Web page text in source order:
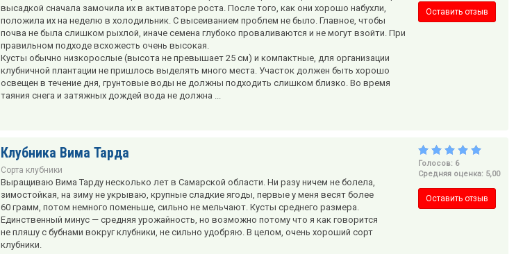
высадкой сначала замочила их в активаторе роста. После того, как они хорошо набухли,
положила их на неделю в холодильник. С высеиванием проблем не было. Главное, чтобы
почва не была слишком рыхлой, иначе семена глубоко проваливаются и не могут взойти. При
правильном подходе всхожесть очень высокая.
Кусты обычно низкорослые (высота не превышает 25 см) и компактные, для организации
клубничной плантации не пришлось выделять много места. Участок должен быть хорошо
освещен в течение дня, грунтовые воды не должны подходить слишком близко. Во время
таяния снега и затяжных дождей вода не должна ...
Оставить отзыв
Клубника Вима Тарда
Сорта клубники
Выращиваю Вима Тарду несколько лет в Самарской области. Ни разу ничем не болела,
зимостойкая, на зиму не укрываю, крупные сладкие ягоды, первые у меня весят более
60 грамм, потом немного поменьше, сильно не мельчают. Кусты среднего размера.
Единственный минус — средняя урожайность, но возможно потому что я как говорится
не пляшу с бубнами вокруг клубники, не сильно удобряю. В целом, очень хороший сорт
клубники.
Голосов: 6
Средняя оценка: 5,00
Оставить отзыв